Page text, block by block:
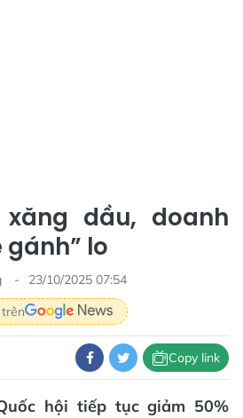
dầu, doanh
gánh” lo
23/10/2025 07:54
Copy link
hội tiếp tục giảm 50%